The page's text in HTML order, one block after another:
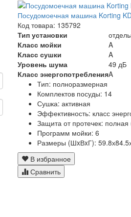
Посудомоечная машина Korting
Код товара: 135792
Тип установки
Класс мойки
A
Класс сушки
A
Уровень шума
49 дБ
Класс энергопотребленияA
Тип: полноразмерная
Комплектов посуды: 14
Сушка: активная
Эффективность: класс
Защита от протечек: полная
Программ мойки: 6
Размеры (ШxВxГ):
В избранное
Сравнить